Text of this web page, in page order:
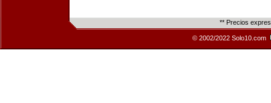
** Precios
© 2002/2022 Solo10.com